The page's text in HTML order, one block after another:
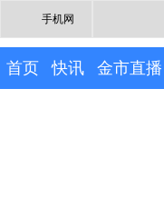
手机网
首页 快讯 金市直播